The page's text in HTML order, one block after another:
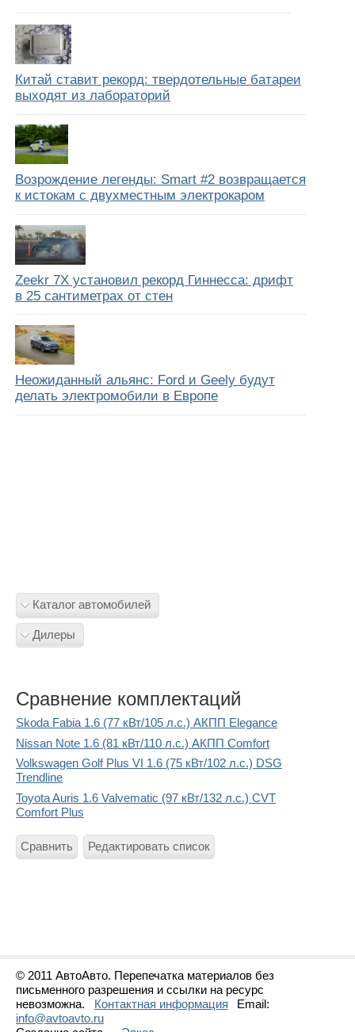
Китай ставит рекорд: твердотельные батареи
выходят из лабораторий
Возрождение легенды: Smart #2 возвращается
к истокам с двухместным электрокаром
Zeekr 7X установил рекорд Гиннесса: дрифт
в 25 сантиметрах от стен
Неожиданный альянс: Ford и Geely будут
делать электромобили в Европе
Каталог автомобилей
Дилеры
Сравнение комплектаций
Skoda Fabia 1.6 (77 кВт/105 л.с.) АКПП Elegance
Nissan Note 1.6 (81 кВт/110 л.с.) АКПП Comfort
Volkswagen Golf Plus VI 1.6 (75 кВт/102 л.с.) DSG
Trendline
Toyota Auris 1.6 Valvematic (97 кВт/132 л.с.) CVT
Comfort Plus
Сравнить Редактировать список
© 2011 АвтоАвто. Перепечатка материалов без
письменного разрешения и ссылки на ресурс
невозможна.
Контактная информация
Email:
info@avtoavto.ru